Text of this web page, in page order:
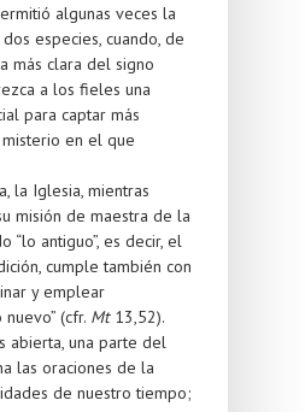
algunas veces la
especies, cuando, de
más clara del signo
a los fieles una
para captar más
en el que
la Iglesia, mientras
misión de maestra de la
“lo antiguo”, es decir, el
cumple también con
y emplear
(cfr. Mt13,52).
abierta, una parte del
las oraciones de la
de nuestro tiempo;